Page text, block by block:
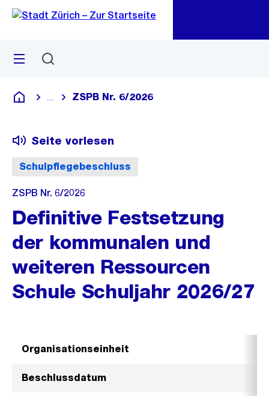
Navigation
Sprunglink
Menü
Deutsch
Blende alle Breadcrumbs ein
ZSPB Nr. 6/2026
Schulpflegebeschluss
Seite vorlesen
ZSPB Nr. 6/2026
Definitive Festsetzung
der kommunalen und
weiteren Ressourcen
Schule Schuljahr 2026/27
Organisationseinheit
Beschlussdatum